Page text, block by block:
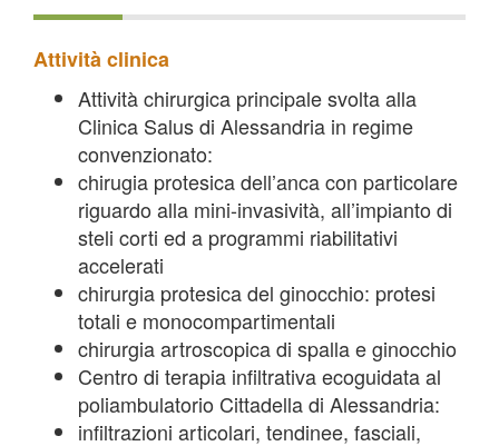
Attività clinica
Attività chirurgica principale svolta alla
Clinica Salus di Alessandria in regime
convenzionato:
chirugia protesica dell’anca con particolare
riguardo alla mini-invasività, all’impianto di
steli corti ed a programmi riabilitativi
accelerati
chirurgia protesica del ginocchio: protesi
totali e monocompartimentali
chirurgia artroscopica di spalla e ginocchio
Centro di terapia infiltrativa ecoguidata al
poliambulatorio Cittadella di Alessandria:
infiltrazioni articolari, tendinee, fasciali,